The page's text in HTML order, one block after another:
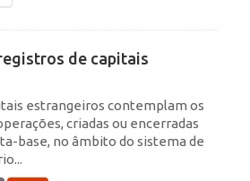
de capitais
estrangeiros contemplam os
criadas ou encerradas
base, no âmbito do sistema de